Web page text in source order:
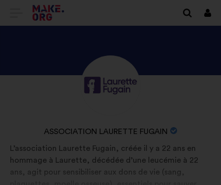
SIIRRY
KOTISIVULLE
TUTUSTU
ORGANISAATION
PROFIILIIN
ORGANISAATION
NIMI:
ASSOCIATION LAURETTE FUGAIN
Tietoa:
L’association Laurette Fugain, créée il y a 22 ans en
hommage à Laurette, décédée d’une leucémie à 22
ans, agit pour sensibiliser aux dons de vie (sang,